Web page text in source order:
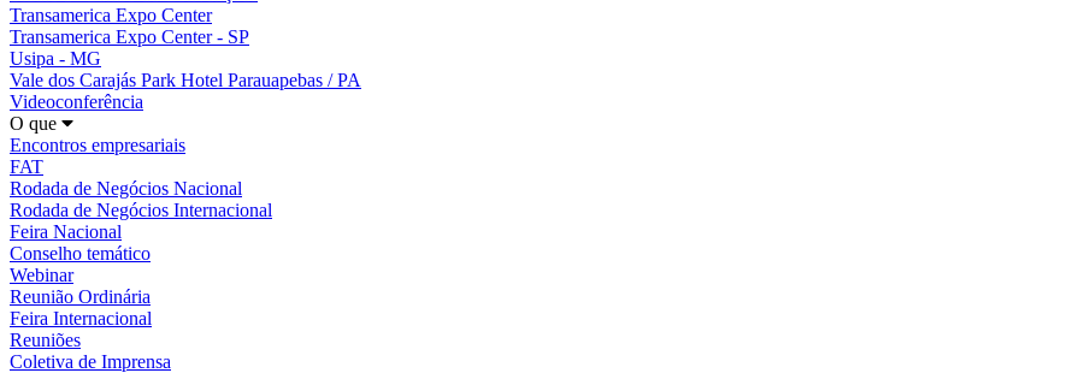
Transamerica Expo Center
Transamerica Expo Center - SP
Usipa - MG
Vale dos Carajás Park Hotel Parauapebas / PA
Videoconferência
O que
Encontros empresariais
FAT
Rodada de Negócios Nacional
Rodada de Negócios Internacional
Feira Nacional
Conselho temático
Webinar
Reunião Ordinária
Feira Internacional
Reuniões
Coletiva de Imprensa